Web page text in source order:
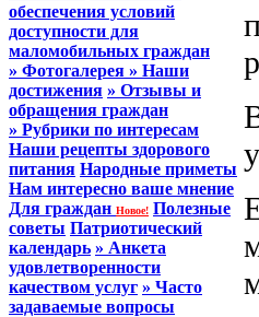
обеспечения условий
доступности для
маломобильных граждан
» Фотогалерея » Наши
достижения » Отзывы и
обращения граждан
» Рубрики по интересам
Наши рецепты здорового
питания Народные приметы
Нам интересно ваше мнение
Для граждан Новое! Полезные
советы Патриотический
календарь » Анкета
удовлетворенности
качеством услуг » Часто
задаваемые вопросы